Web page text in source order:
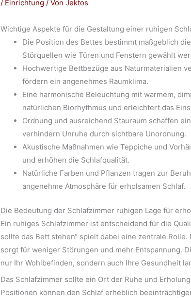
/ Einrichtung / Von Jektos
Wichtige Aspekte für die Gestaltung einer ruhigen
Die Position des Bettes bestimmt maßgeblich
Störquellen wie Türen und Fenstern gewählt
Hochwertige Bettbezüge aus Naturmaterialien
fördern ein angenehmes Raumklima.
Eine harmonische Beleuchtung mit warmem,
natürlichen Biorhythmus und erleichtert das
Ordnung und ausreichend Stauraum schaffen
verhindern Unruhe durch sichtbare Unordnung.
Akustische Maßnahmen wie Teppiche und
und erhöhen die Schlafqualität.
Natürliche Farben und Pflanzen tragen zur
angenehme Atmosphäre für erholsamen Schlaf.
Die Bedeutung der Schlafzimmer ruhigen Lage für
Ein ruhiges Schlafzimmer ist entscheidend für die
sollte das Bett stehen“ spielt dabei eine zentrale
sorgt für weniger Störungen und mehr Entspannung.
nur Ihr Wohlbefinden, sondern auch Ihre Gesundheit
Das Schlafzimmer sollte ein Ort der Ruhe und
Positionen können den Schlaf erheblich